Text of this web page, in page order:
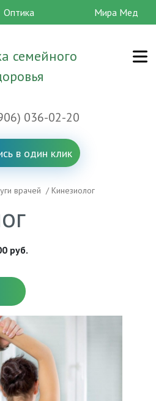
Оптика Мира Мед
семейного
036-02-20
в один клик
врачей /Кинезиолог
руб.